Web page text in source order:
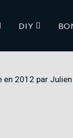
DIY
2012 par